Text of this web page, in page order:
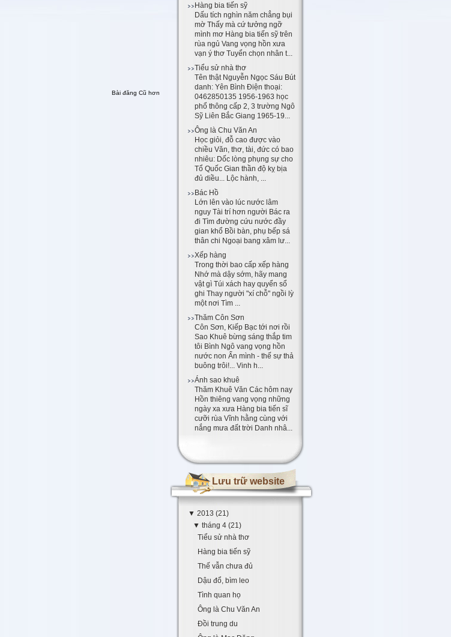
Hàng bia tiến sỹ
Dấu tích nghìn năm chẳng bụi
mờ Thấy mà cứ tưởng ngỡ
mình mơ Hàng bia tiến sỹ trên
rùa ngủ Vang vọng hồn xưa
vạn ý thơ Tuyển chọn nhân t...
Tiểu sử nhà thơ
Tên thật Nguyễn Ngọc Sáu Bút
danh: Yên Bình Điện thoại:
0462850135 1956-1963 học
phổ thông cấp 2, 3 trường Ngô
Sỹ Liên Bắc Giang 1965-19...
Ông là Chu Văn An
Học giỏi, đỗ cao được vào
chiều Văn, thơ, tài, đức có bao
nhiêu: Dốc lòng phụng sự cho
Tổ Quốc Gian thần độ kỵ bịa
đủ diều... Lộc hành, ...
Bác Hồ
Lớn lên vào lúc nước lâm
nguy Tài trí hơn người Bác ra
đi Tìm đường cứu nước đầy
gian khổ Bồi bàn, phụ bếp sá
thân chi Ngoại bang xâm lư...
Xếp hàng
Trong thời bao cấp xếp hàng
Nhớ mà dậy sớm, hãy mang
vật gì Túi xách hay quyển sổ
ghi Thay người "xí chỗ" ngồi lỳ
một nơi Tìm ...
Thăm Côn Sơn
Côn Sơn, Kiếp Bạc tới nơi rồi
Sao Khuê bừng sáng thắp tim
tôi Bình Ngô vang vọng hồn
nước non Ẩn mình - thế sự thả
buông trôi!... Vinh h...
Ánh sao khuê
Thăm Khuê Văn Các hôm nay
Hồn thiêng vang vọng những
ngày xa xưa Hàng bia tiến sĩ
cưỡi rùa Vĩnh hằng cùng với
nắng mưa đất trời Danh nhâ...
Lưu trữ website
▼ 2013 (21)
▼ tháng 4 (21)
Tiểu sử nhà thơ
Hàng bia tiến sỹ
Thế vẫn chưa đủ
Dậu đổ, bìm leo
Tình quan họ
Ông là Chu Văn An
Đồi trung du
Bài đăng Cũ hơn